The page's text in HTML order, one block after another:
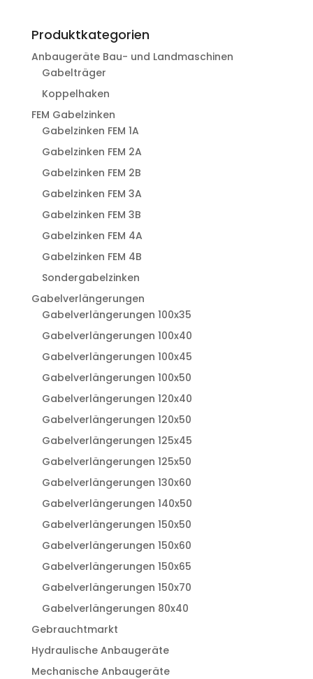
Produktkategorien
Anbaugeräte Bau- und Landmaschinen
Gabelträger
Koppelhaken
FEM Gabelzinken
Gabelzinken FEM 1A
Gabelzinken FEM 2A
Gabelzinken FEM 2B
Gabelzinken FEM 3A
Gabelzinken FEM 3B
Gabelzinken FEM 4A
Gabelzinken FEM 4B
Sondergabelzinken
Gabelverlängerungen
Gabelverlängerungen 100x35
Gabelverlängerungen 100x40
Gabelverlängerungen 100x45
Gabelverlängerungen 100x50
Gabelverlängerungen 120x40
Gabelverlängerungen 120x50
Gabelverlängerungen 125x45
Gabelverlängerungen 125x50
Gabelverlängerungen 130x60
Gabelverlängerungen 140x50
Gabelverlängerungen 150x50
Gabelverlängerungen 150x60
Gabelverlängerungen 150x65
Gabelverlängerungen 150x70
Gabelverlängerungen 80x40
Gebrauchtmarkt
Hydraulische Anbaugeräte
Mechanische Anbaugeräte